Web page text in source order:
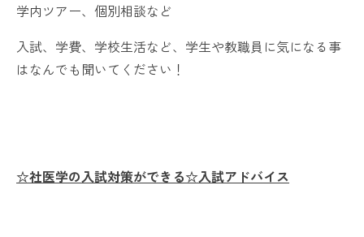
学内ツアー、個別相談など
入試、学費、学校生活など、学生や教職員に気になる事
はなんでも聞いてください！
☆社医学の入試対策ができる☆入試アドバイス